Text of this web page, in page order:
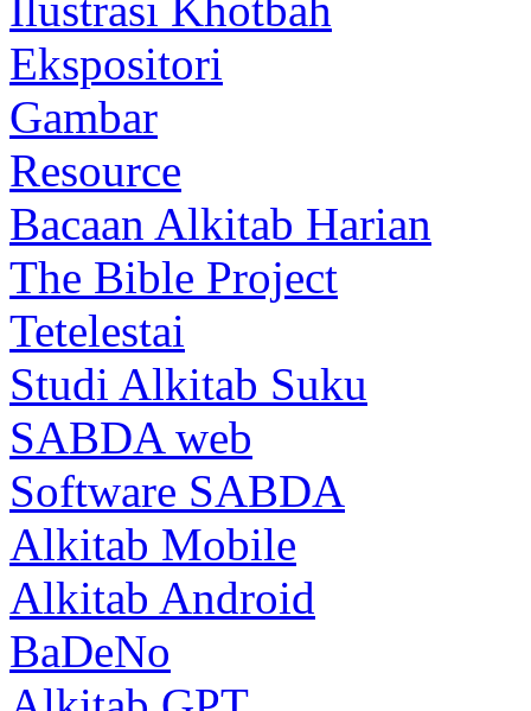
Ekspositori
Gambar
Resource
Bacaan Alkitab Harian
The Bible Project
Tetelestai
Studi Alkitab Suku
SABDA web
Software SABDA
Alkitab Mobile
Alkitab Android
BaDeNo